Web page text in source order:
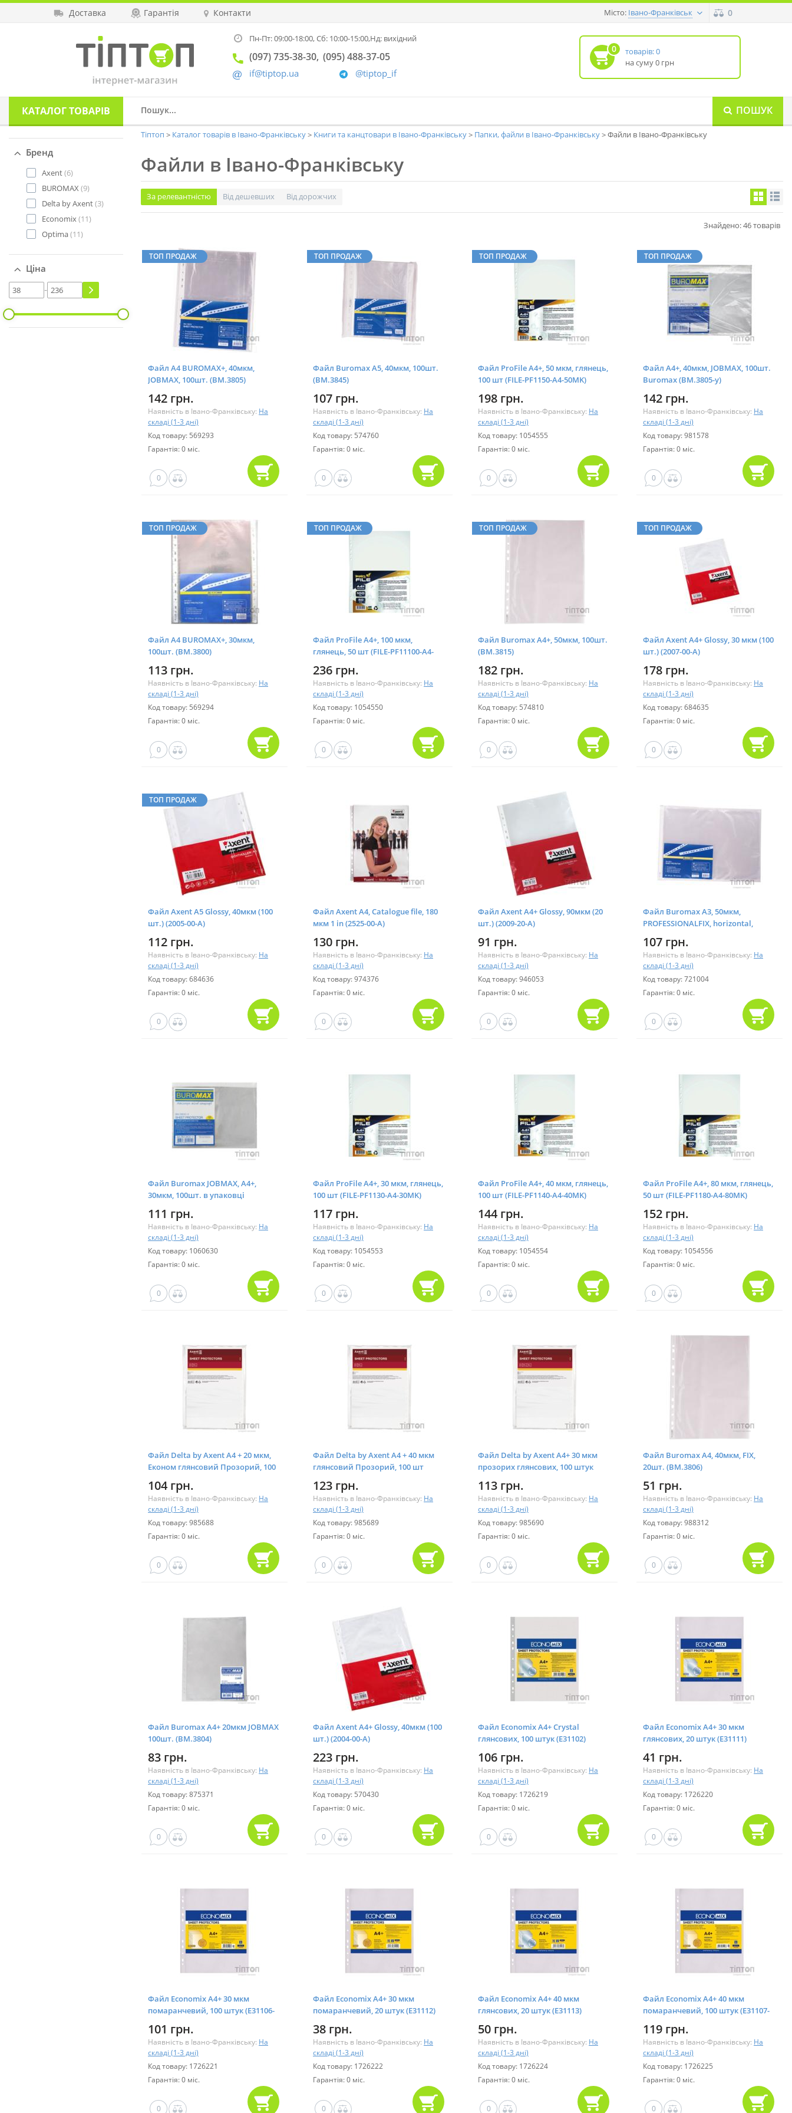
Доставка Гарантія Контакти Місто: Івано-Франківськ 0
Пн-Пт: 09:00-18:00,Сб: 10:00-15:00,Нд: вихідний
(097) 735-38-30 (095) 488-37-05
@tiptop_if
if@tiptop.ua
0
товарів: 0
на суму 0 грн
КАТАЛОГТОВАРІВ ПОШУК
Бренд
Axent(6)
BUROMAX(9)
Delta by Axent(3)
Economix(11)
Optima(11)
Ціна
-
Тіптоп Каталог товарів в Івано-Франківську Книги та канцтовари в Івано-Франківську Папки, файли в Івано-Франківську Файли в Івано-Франківську
Файли в Івано-Франківську
За релевантністю Від дешевших Від дорожчих
Знайдено: 46 товарів
ТОП ПРОДАЖ
Файл А4 BUROMAX+, 40мкм,
JOBMAX, 100шт. (BM.3805)
142 грн.
Наявність в Івано-Франківську: На
складі (1-3 дні)
Код товару: 569293
Гарантія: 0 міс.
0
ТОП ПРОДАЖ
Файл Buromax А5, 40мкм, 100шт.
(BM.3845)
107 грн.
Наявність в Івано-Франківську: На
складі (1-3 дні)
Код товару: 574760
Гарантія: 0 міс.
0
ТОП ПРОДАЖ
Файл ProFile А4+, 50 мкм, глянець,
100 шт (FILE-PF1150-A4-50MK)
198 грн.
Наявність в Івано-Франківську: На
складі (1-3 дні)
Код товару: 1054555
Гарантія: 0 міс.
0
ТОП ПРОДАЖ
Файл А4+, 40мкм, JOBMAX, 100шт.
Buromax (BM.3805-y)
142 грн.
Наявність в Івано-Франківську: На
складі (1-3 дні)
Код товару: 981578
Гарантія: 0 міс.
0
ТОП ПРОДАЖ
Файл А4 BUROMAX+, 30мкм,
100шт. (BM.3800)
113 грн.
Наявність в Івано-Франківську: На
складі (1-3 дні)
Код товару: 569294
Гарантія: 0 міс.
0
ТОП ПРОДАЖ
Файл ProFile А4+, 100 мкм,
глянець, 50 шт (FILE-PF11100-A4-
236 грн.
Наявність в Івано-Франківську: На
складі (1-3 дні)
Код товару: 1054550
Гарантія: 0 міс.
0
ТОП ПРОДАЖ
Файл Buromax А4+, 50мкм, 100шт.
(BM.3815)
182 грн.
Наявність в Івано-Франківську: На
складі (1-3 дні)
Код товару: 574810
Гарантія: 0 міс.
0
ТОП ПРОДАЖ
Файл Axent А4+ Glossy, 30 мкм (100
шт.) (2007-00-А)
178 грн.
Наявність в Івано-Франківську: На
складі (1-3 дні)
Код товару: 684635
Гарантія: 0 міс.
0
ТОП ПРОДАЖ
Файл Axent А5 Glossy, 40мкм (100
шт.) (2005-00-А)
112 грн.
Наявність в Івано-Франківську: На
складі (1-3 дні)
Код товару: 684636
Гарантія: 0 міс.
0
Файл Axent А4, Catalogue file, 180
мкм 1 in (2525-00-А)
130 грн.
Наявність в Івано-Франківську: На
складі (1-3 дні)
Код товару: 974376
Гарантія: 0 міс.
0
Файл Axent А4+ Glossy, 90мкм (20
шт.) (2009-20-А)
91 грн.
Наявність в Івано-Франківську: На
складі (1-3 дні)
Код товару: 946053
Гарантія: 0 міс.
0
Файл Buromax А3, 50мкм,
PROFESSIONALFIX, horizontal,
107 грн.
Наявність в Івано-Франківську: На
складі (1-3 дні)
Код товару: 721004
Гарантія: 0 міс.
0
Файл Buromax JOBMAX, А4+,
30мкм, 100шт. в упаковці
111 грн.
Наявність в Івано-Франківську: На
складі (1-3 дні)
Код товару: 1060630
Гарантія: 0 міс.
0
Файл ProFile А4+, 30 мкм, глянець,
100 шт (FILE-PF1130-A4-30MK)
117 грн.
Наявність в Івано-Франківську: На
складі (1-3 дні)
Код товару: 1054553
Гарантія: 0 міс.
0
Файл ProFile А4+, 40 мкм, глянець,
100 шт (FILE-PF1140-A4-40MK)
144 грн.
Наявність в Івано-Франківську: На
складі (1-3 дні)
Код товару: 1054554
Гарантія: 0 міс.
0
Файл ProFile А4+, 80 мкм, глянець,
50 шт (FILE-PF1180-A4-80MK)
152 грн.
Наявність в Івано-Франківську: На
складі (1-3 дні)
Код товару: 1054556
Гарантія: 0 міс.
0
Файл Delta by Axent А4 + 20 мкм,
Економ глянсовий Прозорий, 100
104 грн.
Наявність в Івано-Франківську: На
складі (1-3 дні)
Код товару: 985688
Гарантія: 0 міс.
0
Файл Delta by Axent А4 + 40 мкм
глянсовий Прозорий, 100 шт
123 грн.
Наявність в Івано-Франківську: На
складі (1-3 дні)
Код товару: 985689
Гарантія: 0 міс.
0
Файл Delta by Axent А4+ 30 мкм
прозорих глянсових, 100 штук
113 грн.
Наявність в Івано-Франківську: На
складі (1-3 дні)
Код товару: 985690
Гарантія: 0 міс.
0
Файл Buromax А4, 40мкм, FIX,
20шт. (BM.3806)
51 грн.
Наявність в Івано-Франківську: На
складі (1-3 дні)
Код товару: 988312
Гарантія: 0 міс.
0
Файл Buromax А4+ 20мкм JOBMAX
100шт. (BM.3804)
83 грн.
Наявність в Івано-Франківську: На
складі (1-3 дні)
Код товару: 875371
Гарантія: 0 міс.
0
Файл Axent А4+ Glossy, 40мкм (100
шт.) (2004-00-А)
223 грн.
Наявність в Івано-Франківську: На
складі (1-3 дні)
Код товару: 570430
Гарантія: 0 міс.
0
Файл Economix А4+ Crystal
глянсових, 100 штук (E31102)
106 грн.
Наявність в Івано-Франківську: На
складі (1-3 дні)
Код товару: 1726219
Гарантія: 0 міс.
0
Файл Economix А4+ 30 мкм
глянсових, 20 штук (E31111)
41 грн.
Наявність в Івано-Франківську: На
складі (1-3 дні)
Код товару: 1726220
Гарантія: 0 міс.
0
Файл Economix А4+ 30 мкм
помаранчевий, 100 штук (E31106-
101 грн.
Наявність в Івано-Франківську: На
складі (1-3 дні)
Код товару: 1726221
Гарантія: 0 міс.
0
Файл Economix А4+ 30 мкм
помаранчевий, 20 штук (E31112)
38 грн.
Наявність в Івано-Франківську: На
складі (1-3 дні)
Код товару: 1726222
Гарантія: 0 міс.
0
Файл Economix А4+ 40 мкм
глянсових, 20 штук (E31113)
50 грн.
Наявність в Івано-Франківську: На
складі (1-3 дні)
Код товару: 1726224
Гарантія: 0 міс.
0
Файл Economix А4+ 40 мкм
помаранчевий, 100 штук (E31107-
119 грн.
Наявність в Івано-Франківську: На
складі (1-3 дні)
Код товару: 1726225
Гарантія: 0 міс.
0